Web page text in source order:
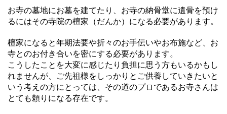
お寺の墓地にお墓を建てたり、お寺の納骨堂に遺骨を預け
るにはその寺院の檀家（だんか）になる必要があります。
檀家になると年期法要や折々のお手伝いやお布施など、お
寺とのお付き合いを密にする必要があります。
こうしたことを大変に感じたり負担に思う方もいるかもし
れませんが、ご先祖様をしっかりとご供養していきたいと
いう考えの方にとっては、その道のプロであるお寺さんは
とても頼りになる存在です。